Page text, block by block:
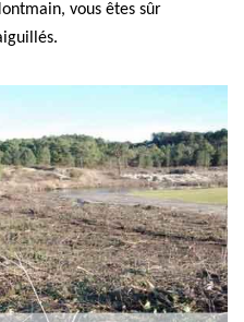
vous êtes sûr